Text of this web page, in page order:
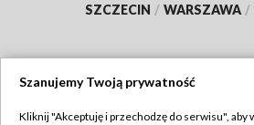
SZCZECIN / WARSZAWA /
Szanujemy Twoją prywatność
Kliknij "Akceptuję i przechodzę do serwisu", aby